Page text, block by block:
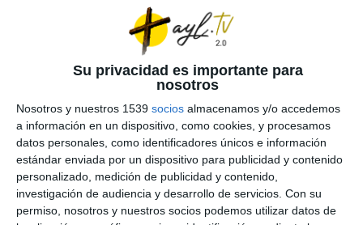
Su privacidad es importante para
nosotros
Nosotros y nuestros 1539 socios almacenamos y/o accedemos
a información en un dispositivo, como cookies, y procesamos
datos personales, como identificadores únicos e información
estándar enviada por un dispositivo para publicidad y contenido
personalizado, medición de publicidad y contenido,
investigación de audiencia y desarrollo de servicios. Con su
permiso, nosotros y nuestros socios podemos utilizar datos de